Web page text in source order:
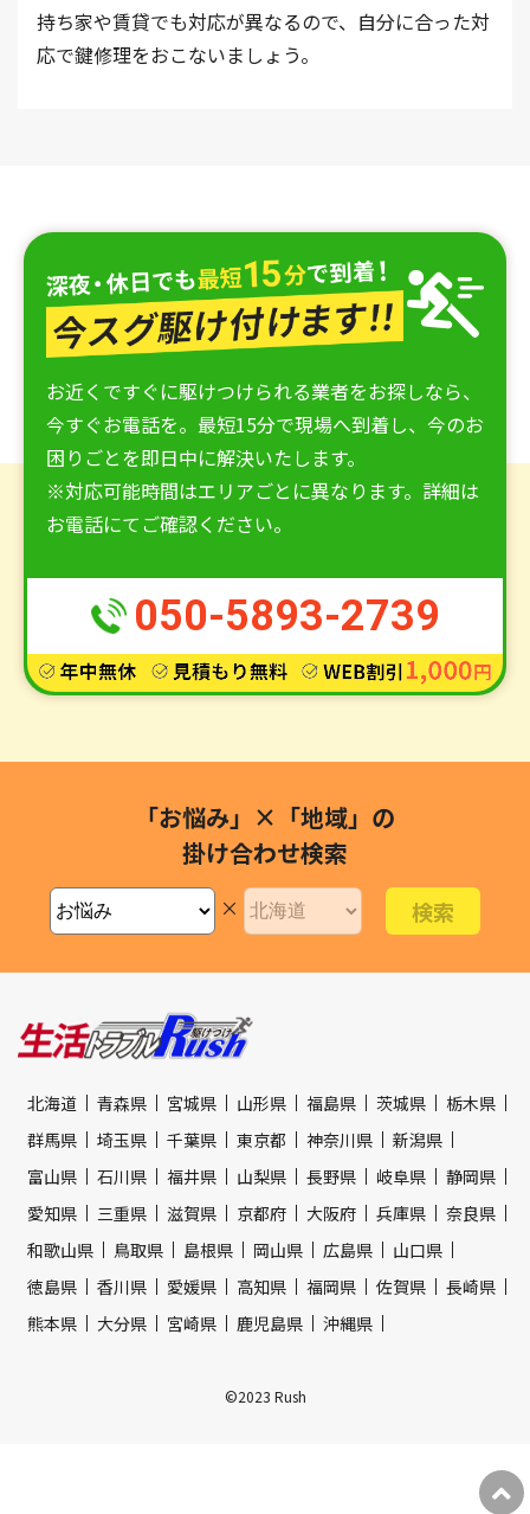
持ち家や賃貸でも対応が異なるので、自分に合った対
応で鍵修理をおこないましょう。
お近くですぐに駆けつけられる業者をお探しなら、
今すぐお電話を。最短15分で現場へ到着し、今のお
困りごとを即日中に解決いたします。
※対応可能時間はエリアごとに異なります。詳細は
お電話にてご確認ください。
050-5893-2739
「お悩み」×「地域」の
掛け合わせ検索
×
北海道 青森県 宮城県 山形県 福島県 茨城県
栃木県
群馬県
埼玉県 千葉県 東京都 神奈川県
新潟県
富山県
石川県 福井県 山梨県 長野県 岐阜県
静岡県
愛知県
三重県 滋賀県 京都府 大阪府 兵庫県
奈良県
和歌山県
鳥取県 島根県 岡山県 広島県
山口県
徳島県
香川県 愛媛県 高知県 福岡県 佐賀県
長崎県
熊本県
大分県 宮崎県 鹿児島県 沖縄県
©2023 Rush